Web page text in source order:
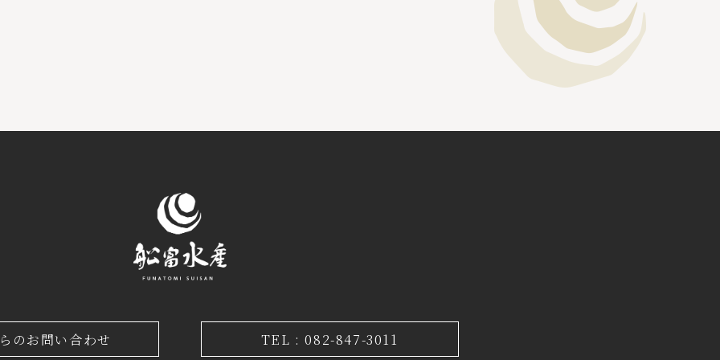
のお問い合わせ TEL : 082-847-3011